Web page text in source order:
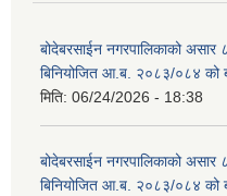
बोदेबरसाईन नगरपालिकाको
बिनियोजित आ.ब. २०८३/०८४ को
मिति: 06/24/2026 - 18:38
बोदेबरसाईन नगरपालिकाको
बिनियोजित आ.ब. २०८३/०८४ को